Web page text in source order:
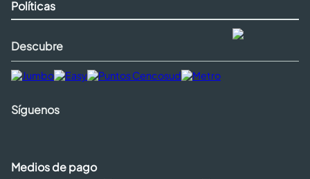
Políticas
Descubre
Síguenos
Medios de pago